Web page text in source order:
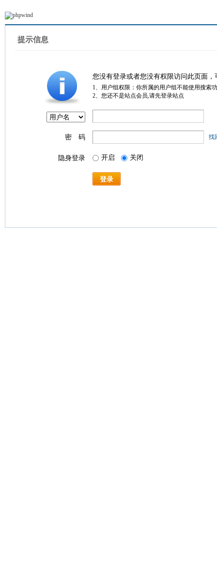
提示信息
您没有登录或者您没有权限访问此页面
1、用户组权限：你所属的用户组不能使用搜索
2、您还不是站点会员,请先登录站点
密 码 找
隐身登录 开启 关闭
登录